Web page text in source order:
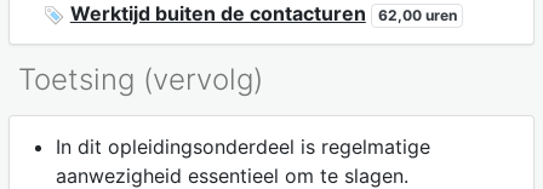
Werktijd buiten de contacturen 62,00 uren
Toetsing (vervolg)
In dit opleidingsonderdeel is regelmatige
aanwezigheid essentieel om te slagen.